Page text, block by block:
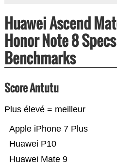
Huawei Ascend
Honor Note 8
Benchmarks
Score Antutu
Plus élevé = meilleur
Huawei Mate 9
Huawei P10
Apple iPhone 7 Plus